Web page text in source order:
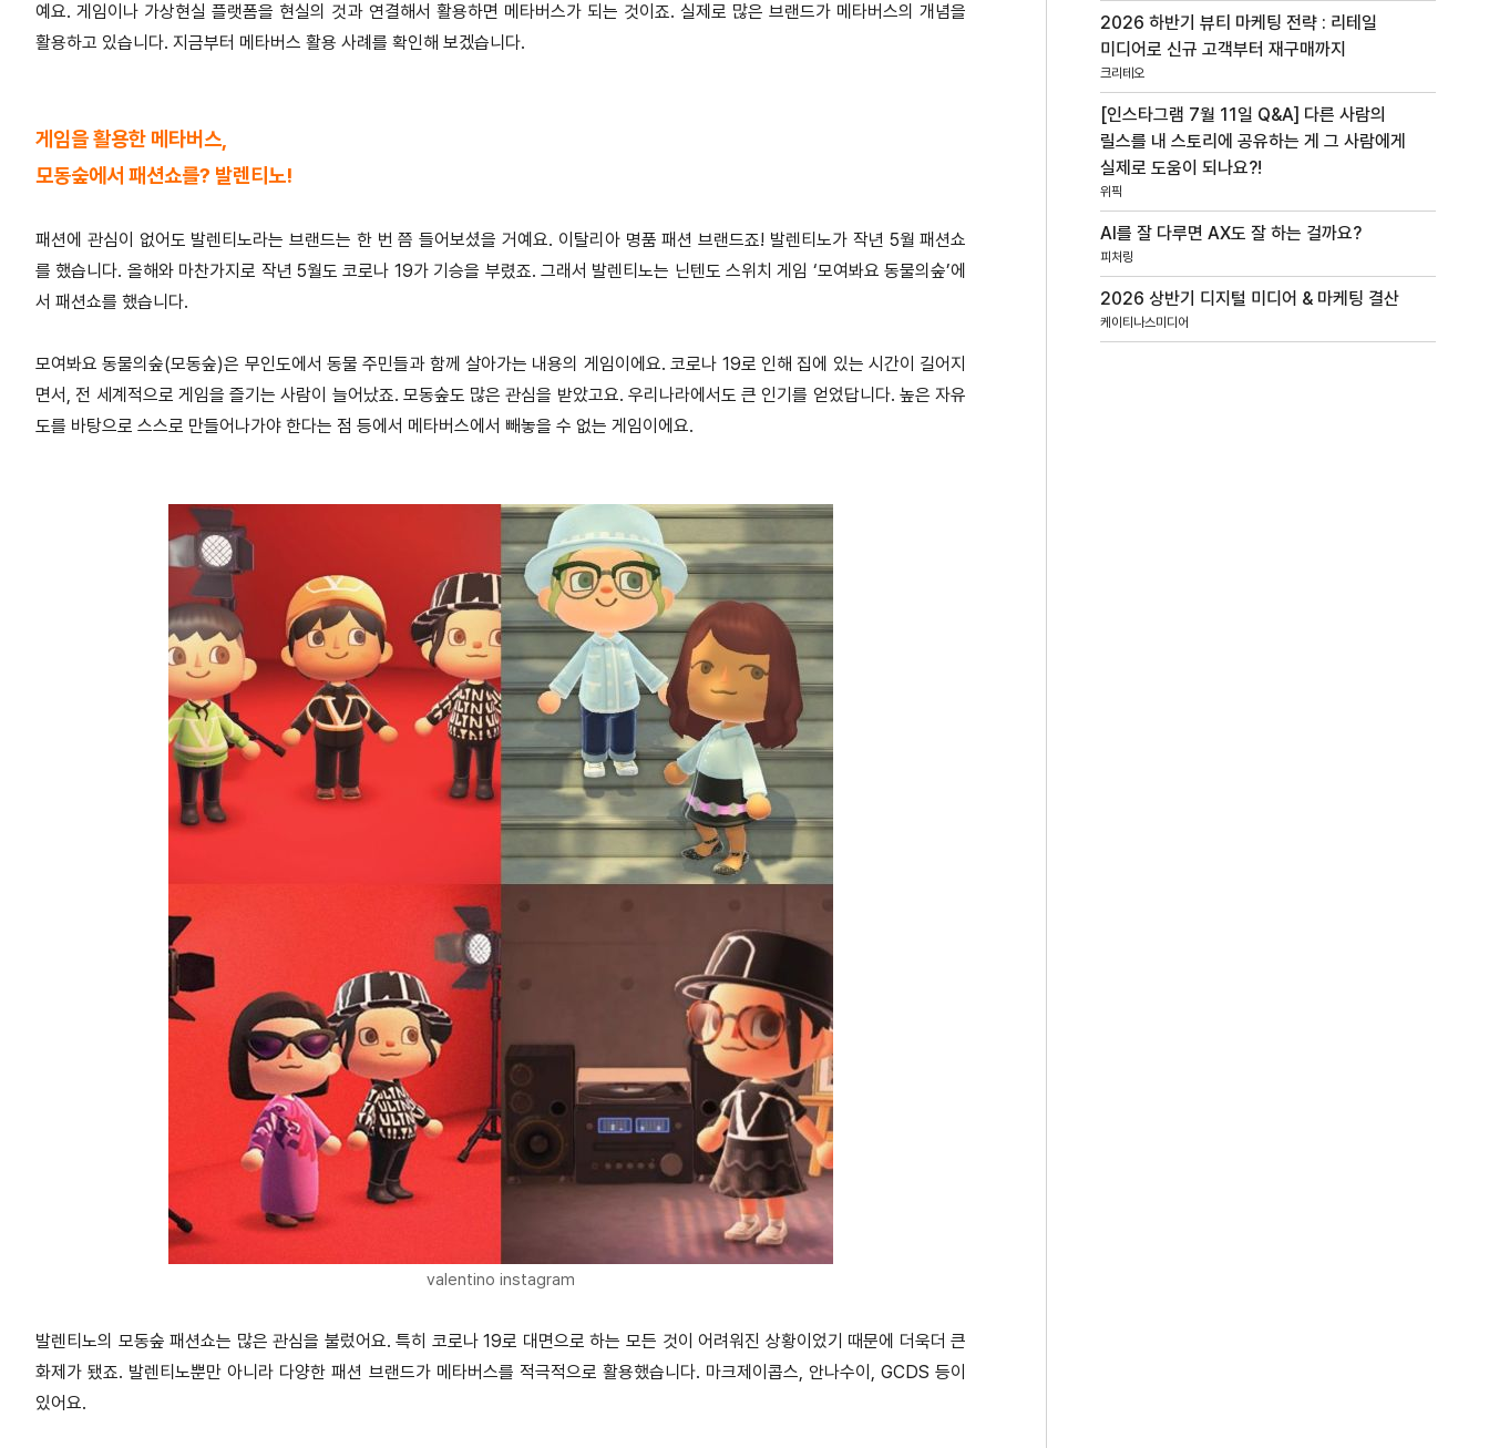
예요. 게임이나 가상현실 플랫폼을 현실의 것과 연결해서 활용하면 메타버스가 되는 것이죠. 실제로 많은 브랜드가 메타버스의 개념을
활용하고 있습니다. 지금부터 메타버스 활용 사례를 확인해 보겠습니다.
게임을 활용한 메타버스,
모동숲에서 패션쇼를? 발렌티노!
패션에 관심이 없어도 발렌티노라는 브랜드는 한 번 쯤 들어보셨을 거예요. 이탈리아 명품 패션 브랜드죠! 발렌티노가 작년 5월 패션쇼
를 했습니다. 올해와 마찬가지로 작년 5월도 코로나 19가 기승을 부렸죠. 그래서 발렌티노는 닌텐도 스위치 게임 ‘모여봐요 동물의숲’에
서 패션쇼를 했습니다.
모여봐요 동물의숲(모동숲)은 무인도에서 동물 주민들과 함께 살아가는 내용의 게임이에요. 코로나 19로 인해 집에 있는 시간이 길어지
면서, 전 세계적으로 게임을 즐기는 사람이 늘어났죠. 모동숲도 많은 관심을 받았고요. 우리나라에서도 큰 인기를 얻었답니다. 높은 자유
도를 바탕으로 스스로 만들어나가야 한다는 점 등에서 메타버스에서 빼놓을 수 없는 게임이에요.
valentino instagram
발렌티노의 모동숲 패션쇼는 많은 관심을 불렀어요. 특히 코로나 19로 대면으로 하는 모든 것이 어려워진 상황이었기 때문에 더욱더 큰
화제가 됐죠. 발렌티노뿐만 아니라 다양한 패션 브랜드가 메타버스를 적극적으로 활용했습니다. 마크제이콥스, 안나수이, GCDS 등이
있어요.
2026 하반기 뷰티 마케팅 전략 : 리테일
미디어로 신규 고객부터 재구매까지
크리테오
[인스타그램 7월 11일 Q&A] 다른 사람의
릴스를 내 스토리에 공유하는 게 그 사람에게
실제로 도움이 되나요?!
위픽
AI를 잘 다루면 AX도 잘 하는 걸까요?
피처링
2026 상반기 디지털 미디어 & 마케팅 결산
케이티나스미디어